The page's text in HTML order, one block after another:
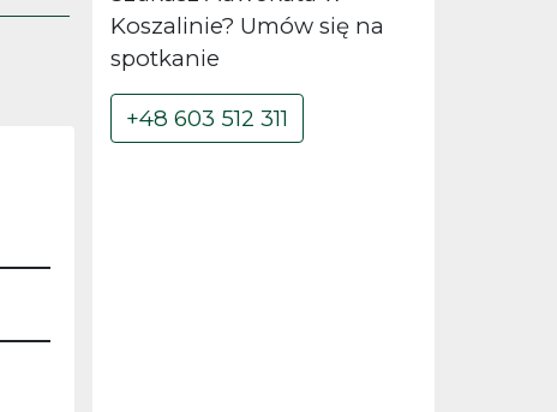
Koszalinie? Umów się na
spotkanie
+48 603 512 311